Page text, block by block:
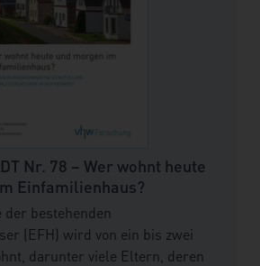
Nr. 78 – Wer wohnt heute
Einfamilienhaus?
bestehenden
(EFH) wird von ein bis zwei
darunter viele Eltern, deren